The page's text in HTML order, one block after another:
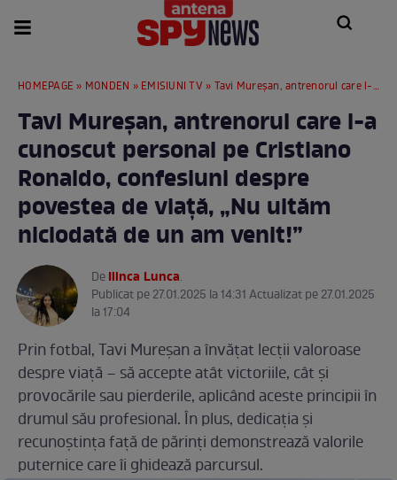
HOMEPAGE » MONDEN » EMISIUNI TV » Tavi Mureşan, antrenorul care l-a cunoscut personal pe Cristiano Ronaldo, confesiuni despre povestea de viaţă, „Nu uităm niciodată de un am venit!”
Tavi Mureşan, antrenorul care l-a
cunoscut personal pe Cristiano
Ronaldo, confesiuni despre
povestea de viaţă, „Nu uităm
niciodată de un am venit!”
DeIlinca Lunca.
Publicat pe 27.01.2025 la 14:31 Actualizat pe 27.01.2025
la 17:04
Prin fotbal, Tavi Mureşan a învățat lecții valoroase
despre viață – să accepte atât victoriile, cât și
provocările sau pierderile, aplicând aceste principii în
drumul său profesional. În plus, dedicația și
recunoștința față de părinți demonstrează valorile
puternice care îi ghidează parcursul.